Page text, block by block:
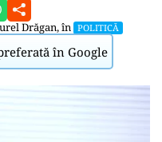
Drăgan, în POLITICĂ
în Google